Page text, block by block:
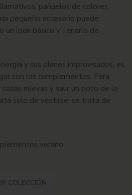
pañuelos de colores,
pequeño accesorio puede
un look básico y llenarlo de
y sus planes improvisados, es
con los complementos. Para
nuevas y salir un poco de lo
solo de vestirse: se trata de
COLECCIÓN